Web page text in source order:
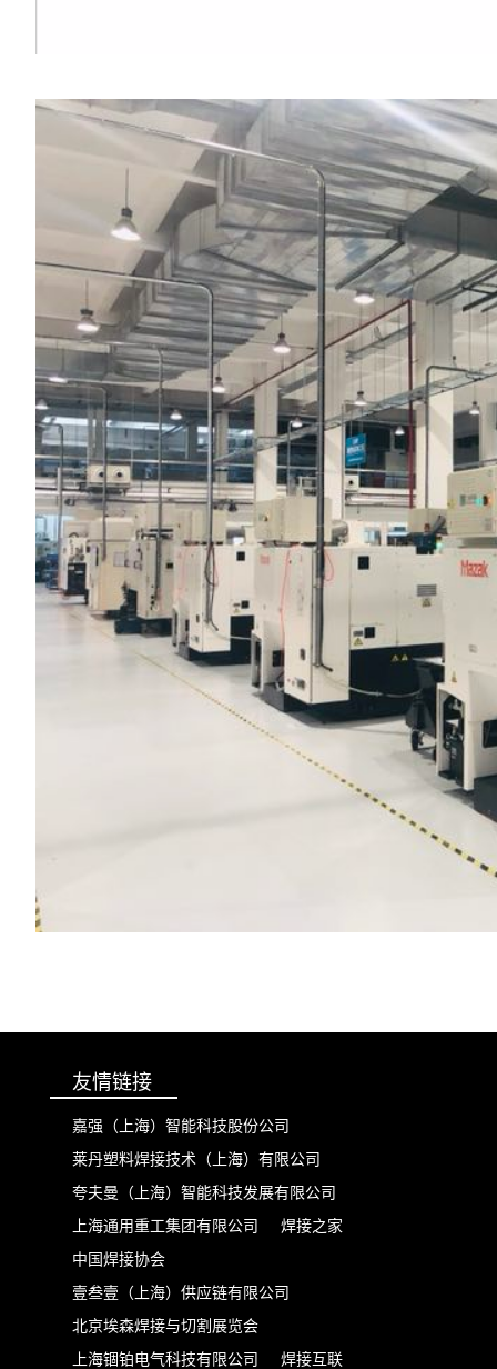
友情链接
嘉强（上海）智能科技股份公司
莱丹塑料焊接技术（上海）有限公司
夸夫曼（上海）智能科技发展有限公司
上海通用重工集团有限公司
焊接之家
中国焊接协会
壹叁壹（上海）供应链有限公司
北京埃森焊接与切割展览会
上海锢铂电气科技有限公司
焊接互联